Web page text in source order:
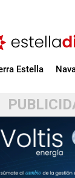
Estella